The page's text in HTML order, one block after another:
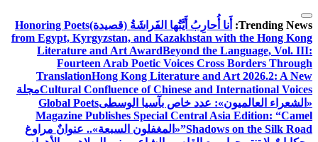
التجاوز
إلى
المحتوى
Trending News: أَنا أُحارِبُ أَيَّتُها الفَراشَةُ (قصيدة)Honoring Poets
from Egypt, Kyrgyzstan, and Kazakhstan with the Hong Kong
Literature and Art AwardBeyond the Language, Vol. III:
Fourteen Arab Poetic Voices Cross Borders Through
TranslationHong Kong Literature and Art 2026.2: A New
Cultural Confluence of Chinese and International Voicesمجلة
«الشعراء العالميون»: عدد خاص بآسيا الوسطىGlobal Poets
Magazine Publishes Special Central Asia Edition: “Camel
Shadows on the Silk Road” «المغفلون السبعة».. عنوانٌ مراوغ